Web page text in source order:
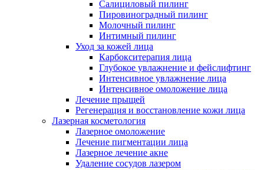
Салициловый пилинг
Пировиноградный пилинг
Молочный пилинг
Интимный пилинг
Уход за кожей лица
Карбокситерапия лица
Глубокое увлажнение и фейслифтинг
Интенсивное увлажнение лица
Интенсивное омоложение лица
Лечение прыщей
Регенерация и восстановление кожи лица
Лазерная косметология
Лазерное омоложение
Лечение пигментации лица
Лазерное лечение акне
Удаление сосудов лазером